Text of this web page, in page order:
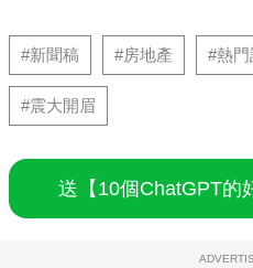
#新聞稿 #房地產 #熱門
#震大開眉
送【10個ChatGPT的